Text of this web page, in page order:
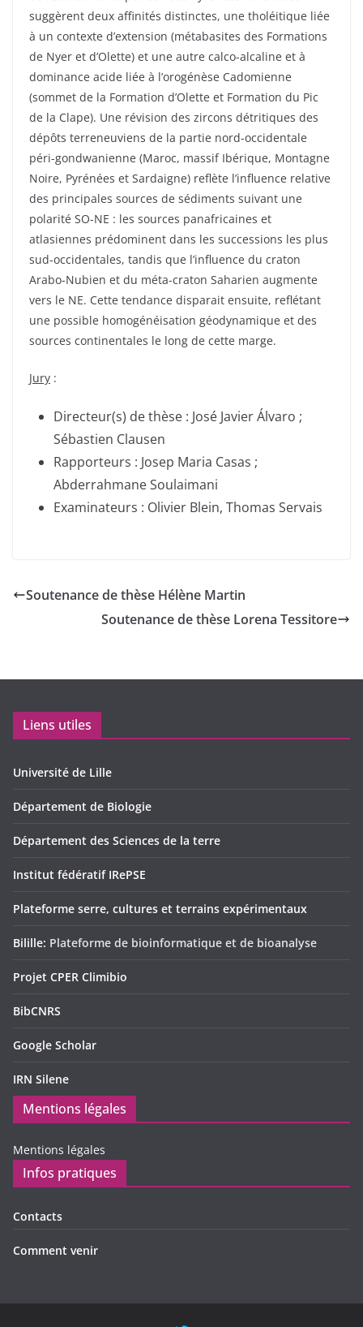
suggèrent deux affinités distinctes, une tholéitique liée
à un contexte d’extension (métabasites des Formations
de Nyer et d’Olette) et une autre calco-alcaline et à
dominance acide liée à l’orogénèse Cadomienne
(sommet de la Formation d’Olette et Formation du Pic
de la Clape). Une révision des zircons détritiques des
dépôts terreneuviens de la partie nord-occidentale
péri-gondwanienne (Maroc, massif Ibérique, Montagne
Noire, Pyrénées et Sardaigne) reflète l’influence relative
des principales sources de sédiments suivant une
polarité SO-NE : les sources panafricaines et
atlasiennes prédominent dans les successions les plus
sud-occidentales, tandis que l’influence du craton
Arabo-Nubien et du méta-craton Saharien augmente
vers le NE. Cette tendance disparait ensuite, reflétant
une possible homogénéisation géodynamique et des
sources continentales le long de cette marge.
Jury :
Directeur(s) de thèse : José Javier Álvaro ;
Sébastien Clausen
Rapporteurs : Josep Maria Casas ;
Abderrahmane Soulaimani
Examinateurs : Olivier Blein, Thomas Servais
Soutenance de thèse Hélène Martin
Soutenance de thèse Lorena Tessitore
Liens utiles
Université de Lille
Département de Biologie
Département des Sciences de la terre
Institut fédératif IRePSE
Plateforme serre, cultures et terrains expérimentaux
Bilille: Plateforme de bioinformatique et de bioanalyse
Projet CPER Climibio
BibCNRS
Google Scholar
IRN Silene
Mentions légales
Mentions légales
Infos pratiques
Contacts
Comment venir